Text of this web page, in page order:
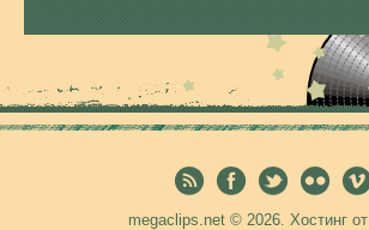
megaclips.net © 2026. Хостинг от